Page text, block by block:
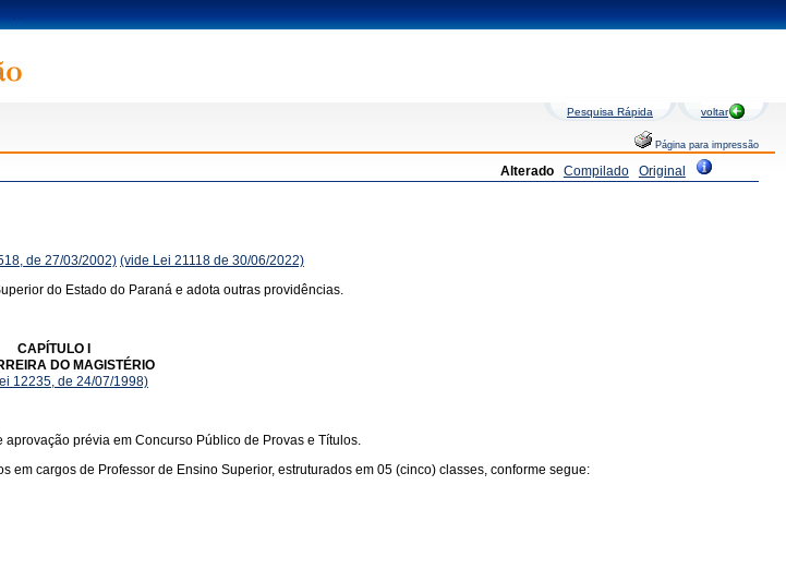
Pesquisa Rápida voltar
Página para impressão
Alterado Compilado Original
de 27/03/2002) (vide Lei 21118 de 30/06/2022)
do Estado do Paraná e adota outras providências.
CAPÍTULO I
DO MAGISTÉRIO
12235, de 24/07/1998)
prévia em Concurso Público de Provas e Títulos.
cargos de Professor de Ensino Superior, estruturados em 05 (cinco) classes, conforme segue: